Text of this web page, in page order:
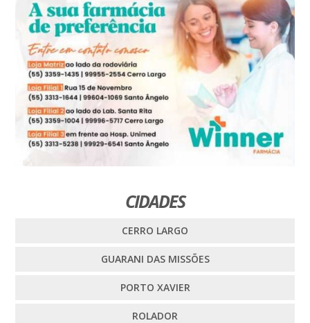
CIDADES
CERRO LARGO
GUARANI DAS MISSÕES
PORTO XAVIER
ROLADOR